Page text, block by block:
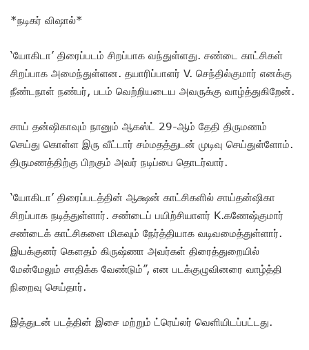
*நடிகர் விஷால்*
‘யோகிடா’ திரைப்படம் சிறப்பாக வந்துள்ளது. சண்டை காட்சிகள்
சிறப்பாக அமைந்துள்ளன. தயாரிப்பாளர் V. செந்தில்குமார் எனக்கு
நீண்டநாள் நண்பர், படம் வெற்றியடைய அவருக்கு வாழ்த்துகிறேன்.
சாய் தன்ஷிகாவும் நானும் ஆகஸ்ட் 29-ஆம் தேதி திருமணம்
செய்து கொள்ள இரு வீட்டார் சம்மதத்துடன் முடிவு செய்துள்ளோம்.
திருமணத்திற்கு பிறகும் அவர் நடிப்பை தொடர்வார்.
‘யோகிடா’ திரைப்படத்தின் ஆக்ஷன் காட்சிகளில் சாய்தன்ஷிகா
சிறப்பாக நடித்துள்ளார். சண்டைப் பயிற்சியாளர் K.கணேஷ்குமார்
சண்டைக் காட்சிகளை மிகவும் நேர்த்தியாக வடிவமைத்துள்ளார்.
இயக்குனர் கௌதம் கிருஷ்ணா அவர்கள் திரைத்துறையில்
மேன்மேலும் சாதிக்க வேண்டும்”, என படக்குழுவினரை வாழ்த்தி
நிறைவு செய்தார்.
இத்துடன் படத்தின் இசை மற்றும் ட்ரெய்லர் வெளியிடப்பட்டது.